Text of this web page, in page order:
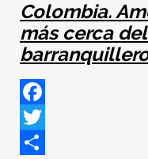
Colombia.
más cerca
Facebook
Twitter